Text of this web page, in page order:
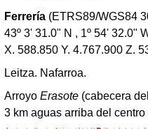
Ferrería (ETRS89/WGS84
43º 3' 31.0" N , 1º 54' 32.0"
X. 588.850 Y. 4.767.900 Z.
Leitza. Nafarroa.
Arroyo Erasote (cabecera
3 km aguas arriba del